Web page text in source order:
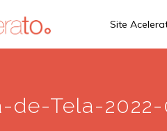
Site
de-Tela-